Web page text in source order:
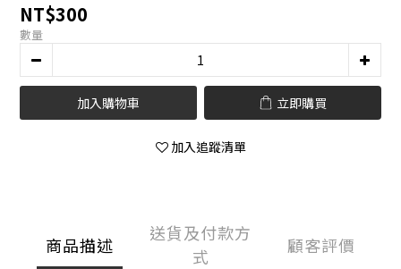
NT$300
數量
加入購物車 立即購買
加入追蹤清單
商品描述
送貨及付款方
式
顧客評價